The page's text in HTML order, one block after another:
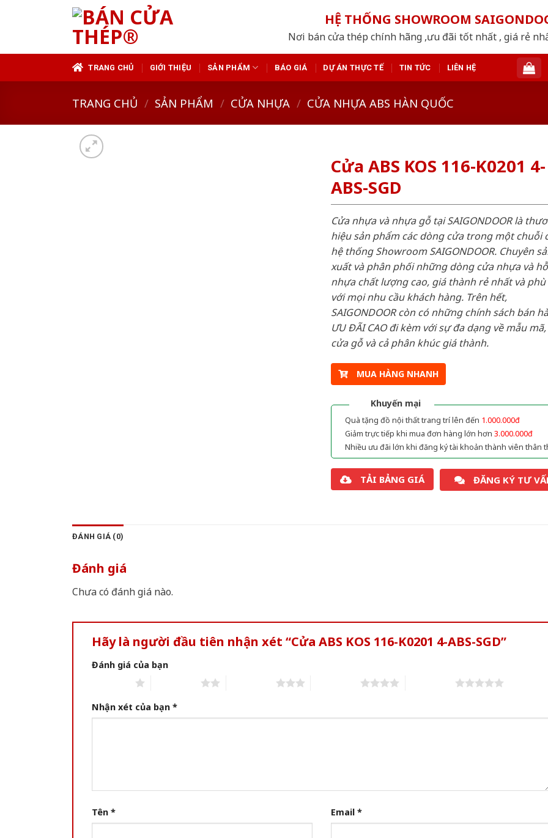
HỆ THỐNG SHOWROOM
Nơi bán cửa thép chính hãng ,ưu đãi tốt nhất , giá rẻ
TRANG CHỦ GIỚI THIỆU SẢN PHẨM BÁO GIÁ DỰ ÁN THỰC TẾ TIN TỨC LIÊN HỆ
TRANG CHỦ / SẢN PHẨM / CỬA NHỰA / CỬA NHỰA ABS HÀN QUỐC
Cửa ABS KOS 116-K0201 4-
ABS-SGD
Cửa nhựa và nhựa gỗ tại SAIGONDOOR là
hiệu sản phẩm các dòng cửa trong một chuỗi
hệ thống Showroom SAIGONDOOR. Chuyên
xuất và phân phối những dòng cửa nhựa và
nhựa chất lượng cao, giá thành rẻ nhất và
với mọi nhu cầu khách hàng. Trên hết,
SAIGONDOOR còn có những chính sách bán
ƯU ĐÃI CAO đi kèm với sự đa dạng về mẫu
cửa gỗ và cả phân khúc giá thành.
MUA HÀNG NHANH
Khuyến mại
Quà tặng đồ nội thất trang trí lên đến 1.000.000đ
Giảm trực tiếp khi mua đơn hàng lớn hơn 3.000.000đ
Nhiều ưu đãi lớn khi đăng ký tài khoản thành viên thân
TẢI BẢNG GIÁ ĐĂNG KÝ TƯ
ĐÁNH GIÁ (0)
Đánh giá
Chưa có đánh giá nào.
Hãy là người đầu tiên nhận xét “Cửa ABS KOS 116-K0201 4-ABS-SGD”
Đánh giá của bạn
Nhận xét của bạn *
Tên * Email *